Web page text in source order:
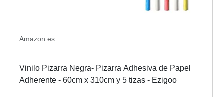
Amazon.es
Vinilo Pizarra Negra- Pizarra Adhesiva de Papel
Adherente - 60cm x 310cm y 5 tizas - Ezigoo